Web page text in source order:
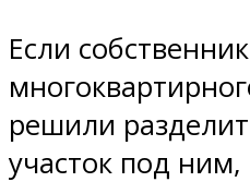
Если
решили
участок под